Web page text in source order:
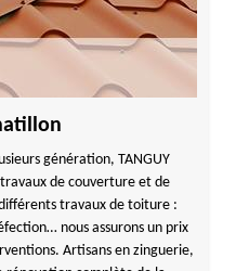
génération, TANGUY
travaux de couverture et de
travaux de toiture :
nous assurons un prix
Artisans en zinguerie,